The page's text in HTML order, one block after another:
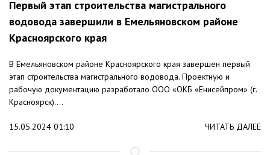
Первый этап строительства магистрального
водовода завершили в Емельяновском районе
Красноярского края
В Емельяновском районе Красноярского края завершен первый
этап строительства магистрального водовода. Проектную и
рабочую документацию разработало ООО «ОКБ «Енисейпром» (г.
Красноярск)....
15.05.2024 01:10 ЧИТАТЬ ДАЛЕЕ